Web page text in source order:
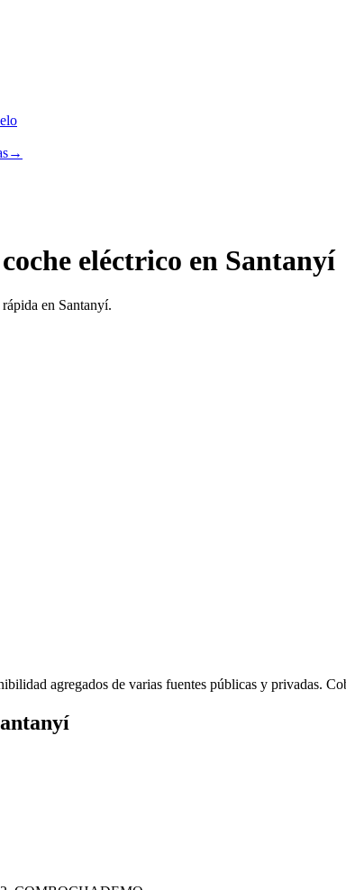
→
eléctrico en Santanyí
en Santanyí.
agregados de varias fuentes públicas y privadas.